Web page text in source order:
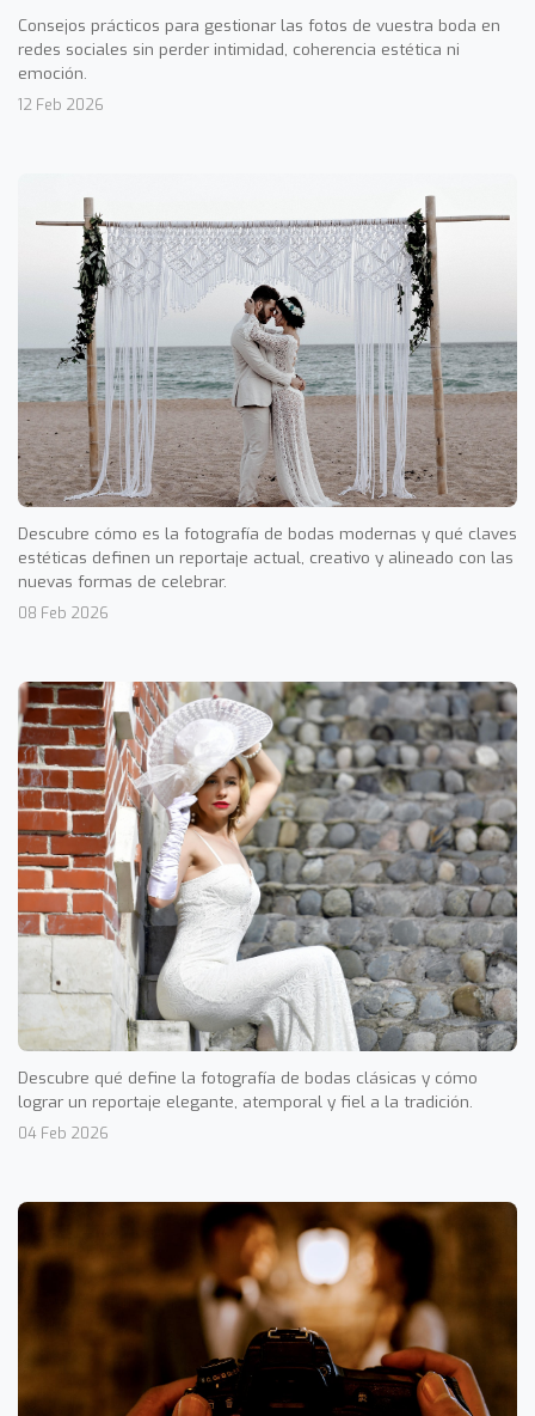
Consejos prácticos para gestionar las fotos de vuestra boda en
redes sociales sin perder intimidad, coherencia estética ni
emoción.
12 Feb 2026
Descubre cómo es la fotografía de bodas modernas y qué claves
estéticas definen un reportaje actual, creativo y alineado con las
nuevas formas de celebrar.
08 Feb 2026
Descubre qué define la fotografía de bodas clásicas y cómo
lograr un reportaje elegante, atemporal y fiel a la tradición.
04 Feb 2026